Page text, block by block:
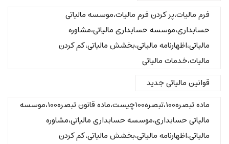
فرم مالیات،پر کردن فرم مالیات،موسسه مالیاتی
حسابداری،موسسه حسابداری مالیاتی،مشاوره
مالیاتی،اظهارنامه مالیاتی،بخشش مالیاتی،کم کردن
مالیات،خدمات مالیاتی
قوانین مالیاتی جدید
ماده تبصره100،تبصره100چیست،ماده قانون تبصره100،موسسه
مالیاتی حسابداری،موسسه حسابداری مالیاتی،مشاوره
مالیاتی،اظهارنامه مالیاتی،بخشش مالیاتی،کم کردن